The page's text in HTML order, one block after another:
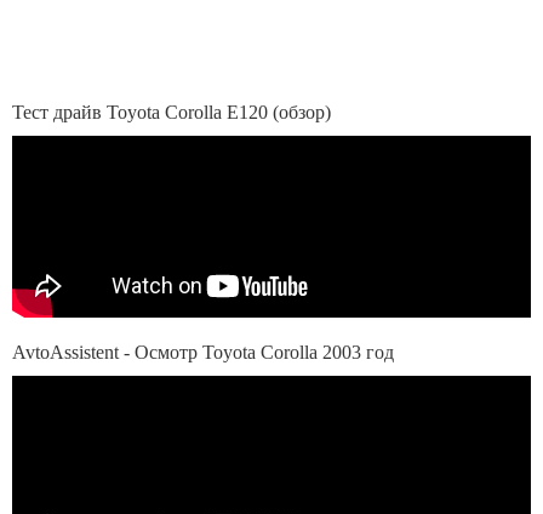
Тест драйв Toyota Corolla E120 (обзор)
AvtoAssistent - Осмотр Toyota Corolla 2003 год